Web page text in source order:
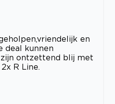
en
deal kunnen
ontzettend blij met
R Line.